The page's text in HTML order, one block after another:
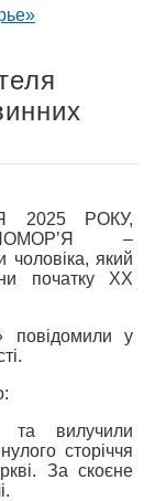
2025 РОКУ,
–
чоловіка, який
початку ХХ
повідомили у
та вилучили
сторіччя
За скоєне